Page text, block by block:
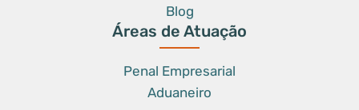
Blog
Áreas de Atuação
Penal Empresarial
Aduaneiro